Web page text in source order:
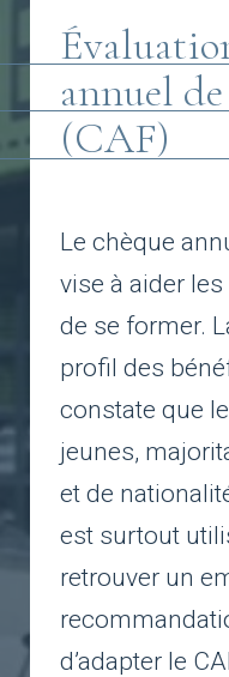
annuel
(CAF)
Le chèque
vise à aider
de se former.
profil des
constate que
jeunes,
et de
est surtout
retrouver un
d’adapter le